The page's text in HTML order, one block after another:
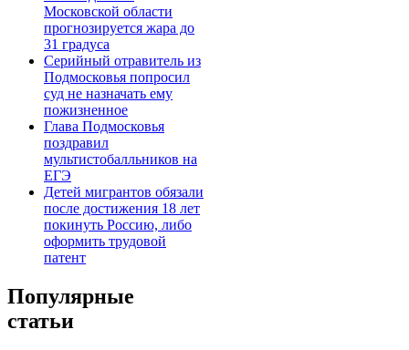
Московской области
прогнозируется жара до
31 градуса
Серийный отравитель из
Подмосковья попросил
суд не назначать ему
пожизненное
Глава Подмосковья
поздравил
мультистобалльников на
ЕГЭ
Детей мигрантов обязали
после достижения 18 лет
покинуть Россию, либо
оформить трудовой
патент
Популярные
статьи